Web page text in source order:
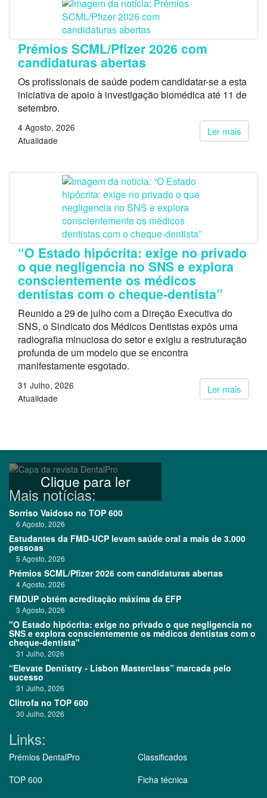
Prémios SCML/Pfizer 2026 com
candidaturas abertas
Os profissionais de saúde podem candidatar-se a esta
iniciativa de apoio à investigação biomédica até 11 de
setembro.
Ler mais
4 Agosto, 2026
Atualidade
“O Estado hipócrita: exige no privado
o que negligencia no SNS e explora
conscientemente os médicos
dentistas com o cheque-dentista”
Reunido a 29 de julho com a Direção Executiva do
SNS, o Sindicato dos Médicos Dentistas expôs uma
radiografia minuciosa do setor e exigiu a restruturação
profunda de um modelo que se encontra
manifestamente esgotado.
Ler mais
31 Julho, 2026
Atualidade
Clique para ler
Mais notícias:
Sorriso Vaidoso no TOP 600
6 Agosto, 2026
Estudantes da FMD-UCP levam saúde oral a mais de 3.000
pessoas
5 Agosto, 2026
Prémios SCML/Pfizer 2026 com candidaturas abertas
4 Agosto, 2026
FMDUP obtém acreditação máxima da EFP
3 Agosto, 2026
"O Estado hipócrita: exige no privado o que negligencia no
SNS e explora conscientemente os médicos dentistas com o
cheque-dentista"
31 Julho, 2026
“Elevate Dentistry - Lisbon Masterclass” marcada pelo
sucesso
31 Julho, 2026
Clitrofa no TOP 600
30 Julho, 2026
Links:
Prémios DentalPro
TOP 600
Classificados
Ficha técnica